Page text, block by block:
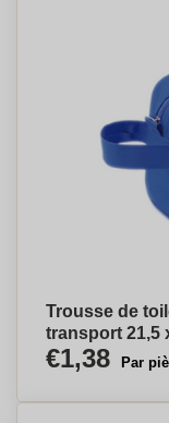
Trousse de
transport 21,5
€1,38 Par